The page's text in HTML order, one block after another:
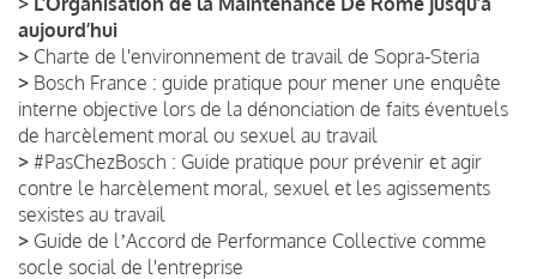
aujourd’hui
> Charte de l'environnement de travail de Sopra-Steria
> Bosch France : guide pratique pour mener une enquête
interne objective lors de la dénonciation de faits éventuels
de harcèlement moral ou sexuel au travail
> #PasChezBosch : Guide pratique pour prévenir et agir
contre le harcèlement moral, sexuel et les agissements
sexistes au travail
> Guide de lʼAccord de Performance Collective comme
socle social de l'entreprise